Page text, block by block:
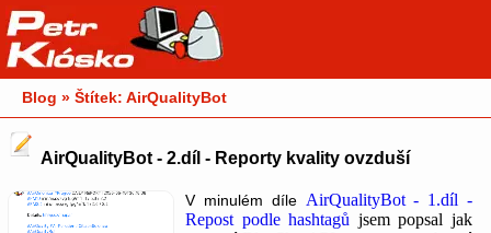
Blog » Štítek: AirQualityBot
AirQualityBot - 2.díl - Reporty kvality ovzduší
V minulém díle AirQualityBot - 1.díl -
Repost podle hashtagů jsem popsal jak